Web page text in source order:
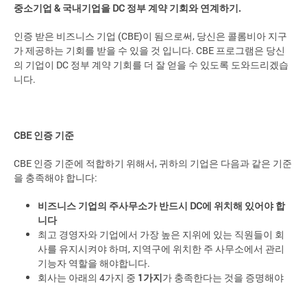
중소기업 & 국내기업을 DC 정부계약 기회와 연계하기.
인증 받은 비즈니스 기업 (CBE)이 됨으로써, 당신은 콜롬비아 지구
가 제공하는 기회를 받을 수 있을 것 입니다. CBE 프로그램은 당신
의 기업이 DC 정부 계약 기회를 더 잘 얻을 수 있도록 도와드리겠습
니다.
CBE인증 기준
CBE 인증 기준에 적합하기 위해서, 귀하의 기업은 다음과 같은 기준
을 충족해야 합니다:
비즈니스 기업의 주사무소가 반드시 DC에 위치해 있어야 합
니다
최고 경영자와 기업에서 가장 높은 지위에 있는 직원들이 회
사를 유지시켜야 하며, 지역구에 위치한 주 사무소에서 관리
기능자 역할을 해야합니다.
회사는 아래의 4가지 중 1가지가 충족한다는 것을 증명해야